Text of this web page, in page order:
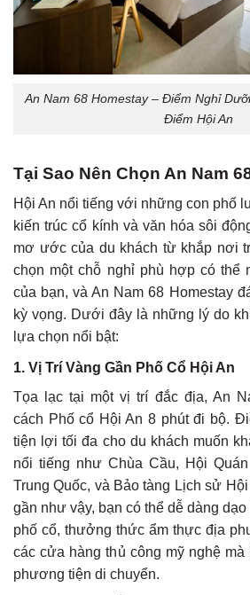
An Nam 68 Homestay – Điểm Nghỉ
Điểm Hội An
Tại Sao Nên Chọn An Nam
Hội An nổi tiếng với những con phố
kiến trúc cổ kính và văn hóa sôi
mơ ước của du khách từ khắp nơi
chọn một chỗ nghỉ phù hợp có thể
của bạn, và An Nam 68 Homestay
kỳ vọng. Dưới đây là những lý do
lựa chọn nổi bật:
1. Vị Trí Vàng Gần Phố Cổ Hội An
Tọa lạc tại một vị trí đắc địa, An
cách Phố cổ Hội An 8 phút đi bộ.
tiện lợi tối đa cho du khách muốn
nổi tiếng như Chùa Cầu, Hội
Trung Quốc, và Bảo tàng Lịch sử
gần như vậy, bạn có thể dễ dàng
phố cổ, thưởng thức ẩm thực địa
các cửa hàng thủ công mỹ nghệ
phương tiện di chuyển.